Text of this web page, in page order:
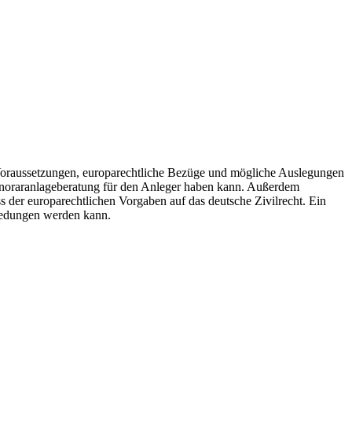
europarechtliche Bezüge und mögliche Auslegungen
für den Anleger haben kann. Außerdem
europarechtlichen Vorgaben auf das deutsche Zivilrecht. Ein
werden kann.